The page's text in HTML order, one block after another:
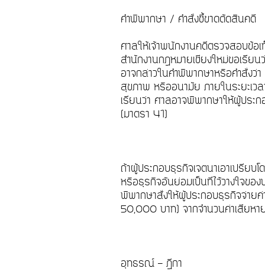
คำพิพากษา / คำสั่งชี้ขาดตัดสินคดี
ศาลให้เจ้าพนักงานคดีตรวจสอบข้อ
สำนักงานกฎหมายเชียงใหม่ขอเรีย
อาจกล่าวในคำพิพากษาหรือคำสั่งว่
สุขภาพ หรืออนามัย ภายในระยะเว
เรียนว่า ศาลอาจพิพากษาให้ผู้ประ
(มาตรา 41)
ถ้าผู้ประกอบธุรกิจเจตนาเอาเปรียบ
หรือธุรกิจอันย่อมเป็นที่ไว้วางใจขอ
พิพากษาสั่งให้ผู้ประกอบธุรกิจจ่ายค่
50,000 บาท) จากจำนวนค่าเสียห
อุทธรณ์ – ฎีกา